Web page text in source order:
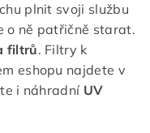
plnit svoji službu
o ně patřičně starat.
filtrů. Filtry k
eshopu najdete v
i náhradní UV